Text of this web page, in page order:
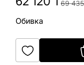
69 435
Обивка